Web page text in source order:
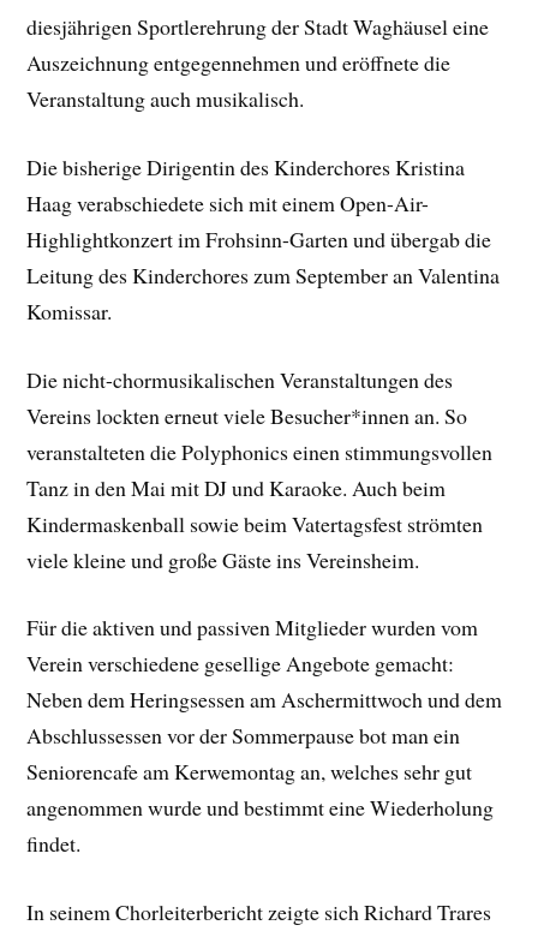
diesjährigen Sportlerehrung der Stadt Waghäusel eine
Auszeichnung entgegennehmen und eröffnete die
Veranstaltung auch musikalisch.
Die bisherige Dirigentin des Kinderchores Kristina
Haag verabschiedete sich mit einem Open-Air-
Highlightkonzert im Frohsinn-Garten und übergab die
Leitung des Kinderchores zum September an Valentina
Komissar.
Die nicht-chormusikalischen Veranstaltungen des
Vereins lockten erneut viele Besucher*innen an. So
veranstalteten die Polyphonics einen stimmungsvollen
Tanz in den Mai mit DJ und Karaoke. Auch beim
Kindermaskenball sowie beim Vatertagsfest strömten
viele kleine und große Gäste ins Vereinsheim.
Für die aktiven und passiven Mitglieder wurden vom
Verein verschiedene gesellige Angebote gemacht:
Neben dem Heringsessen am Aschermittwoch und dem
Abschlussessen vor der Sommerpause bot man ein
Seniorencafe am Kerwemontag an, welches sehr gut
angenommen wurde und bestimmt eine Wiederholung
findet.
In seinem Chorleiterbericht zeigte sich Richard Trares